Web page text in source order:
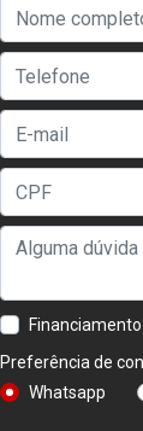
Preferência de
Whatsapp